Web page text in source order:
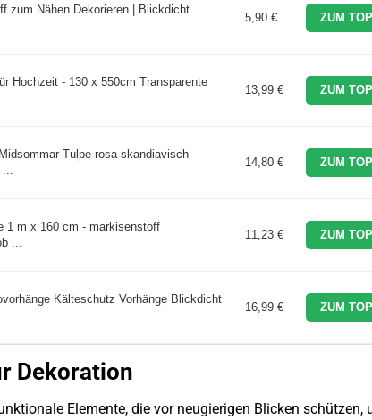
zum Nähen Dekorieren | Blickdicht
5,90 € ZUM
Hochzeit - 130 x 550cm Transparente
13,99 € ZUM
Tulpe rosa skandiavisch
14,80 € ZUM
1 m x 160 cm - markisenstoff
...
11,23 € ZUM
Kälteschutz Vorhänge Blickdicht
16,99 € ZUM
Dekoration
Elemente, die vor neugierigen Blicken schützen,